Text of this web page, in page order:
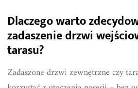
Dlaczego warto
zadaszenie drzwi
tarasu?
Zadaszone drzwi zewnętrzne czy